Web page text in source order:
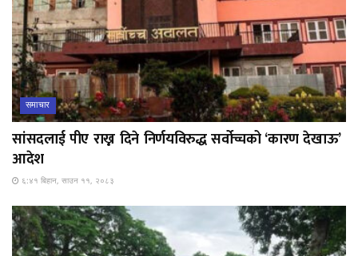
समाचार
सांसदलाई पीए राख्न दिने निर्णयविरुद्ध सर्वोच्चको ‘कारण देखाऊ’
आदेश
६:४१ बिहान, साउन ११, २०८३